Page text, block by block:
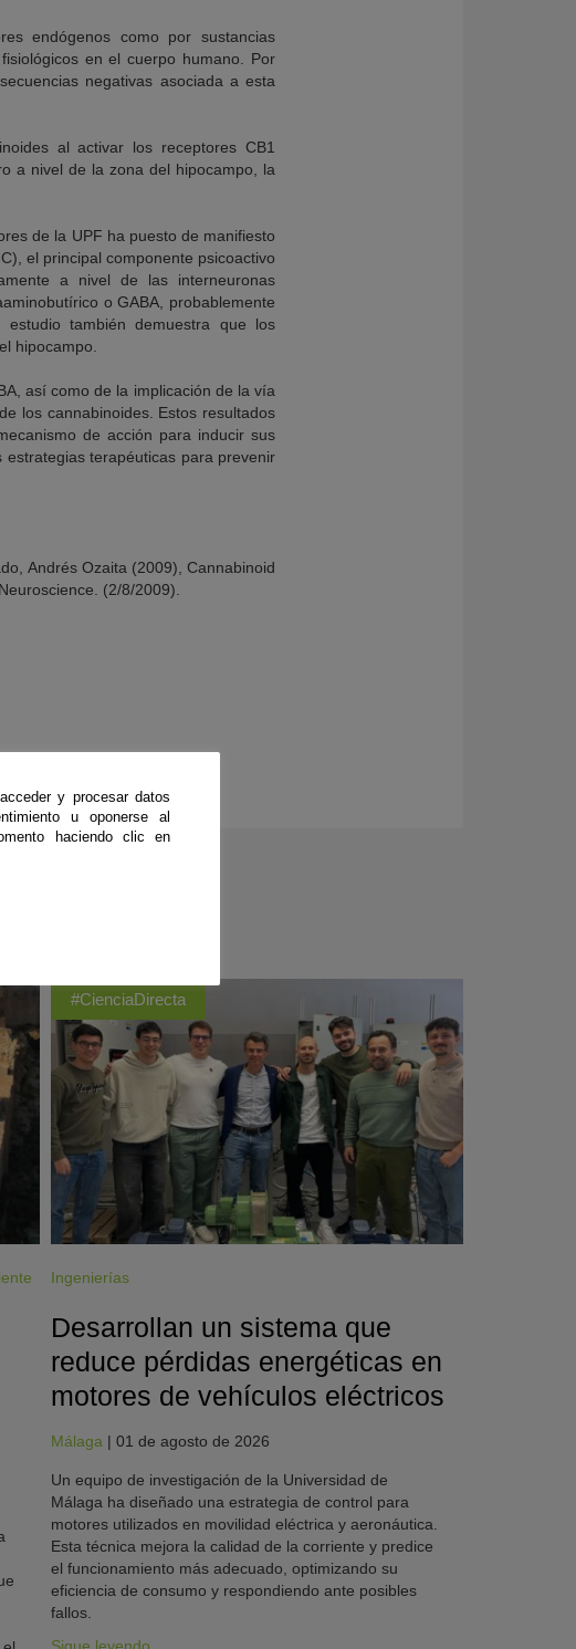
endógenos como por sustancias
en el cuerpo humano. Por
negativas asociada a esta
al activar los receptores CB1
a nivel de la zona del hipocampo, la
de la UPF ha puesto de manifiesto
el principal componente psicoactivo
a nivel de las interneuronas
o GABA, probablemente
también demuestra que los
hipocampo.
así como de la implicación de la vía
los cannabinoides. Estos resultados
de acción para inducir sus
terapéuticas para prevenir
Andrés Ozaita (2009), Cannabinoid
(2/8/2009).
#CienciaDirecta
Ingenierías
Desarrollan un sistema que
reduce pérdidas energéticas en
motores de vehículos eléctricos
Málaga | 01 de agosto de 2026
Un equipo de investigación de la Universidad de
Málaga ha diseñado una estrategia de control para
motores utilizados en movilidad eléctrica y aeronáutica.
Esta técnica mejora la calidad de la corriente y predice
el funcionamiento más adecuado, optimizando su
eficiencia de consumo y respondiendo ante posibles
fallos.
y procesar datos
u oponerse al
haciendo clic en